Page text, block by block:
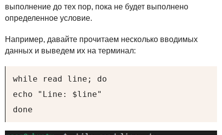
выполнение до тех пор, пока не будет выполнено
определенное условие.
Например, давайте прочитаем несколько вводимых
данных и выведем их на терминал:
while read line; do
echo "Line: $line"
done